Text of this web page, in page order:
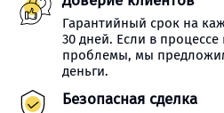
Гарантийный срок на
30 дней. Если в
проблемы, мы
деньги.
Безопасная сделка